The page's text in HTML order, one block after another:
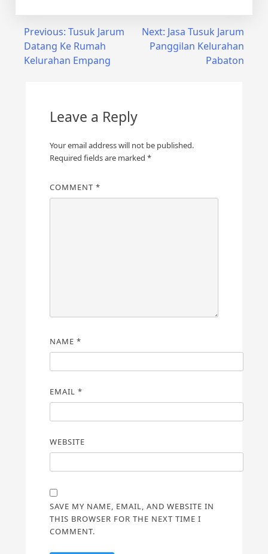
Post
navigation
Previous: Tusuk Jarum
Datang Ke Rumah
Kelurahan Empang
Next: Jasa Tusuk Jarum
Panggilan Kelurahan
Pabaton
Leave a Reply
Your email address will not be published.
Required fields are marked *
COMMENT *
NAME *
EMAIL *
WEBSITE
SAVE MY NAME, EMAIL, AND WEBSITE IN
THIS BROWSER FOR THE NEXT TIME I
COMMENT.